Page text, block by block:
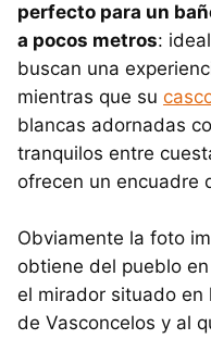
perfecto para un
a pocos metros:
buscan una
mientras que su
blancas adornadas
tranquilos entre
ofrecen un encuadre
Obviamente la foto
obtiene del pueblo
el mirador situado en
de Vasconcelos y al